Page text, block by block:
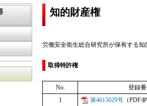
知的財産権
労働安全衛生総合研究所が保有する
取得特許権
No.
登録
1
第4615029号 （PDF/